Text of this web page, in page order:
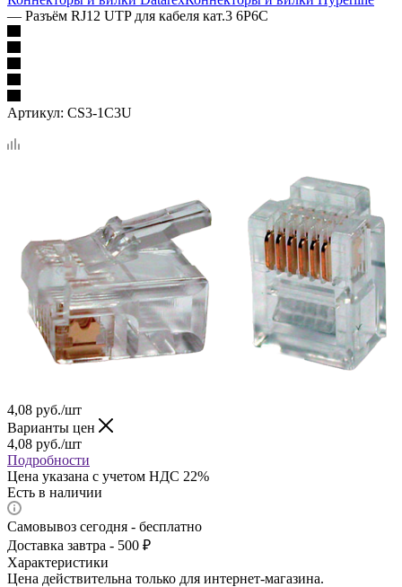
— Разъём RJ12 UTP для кабеля кат.3 6P6C
Артикул: CS3-1C3U
4,08 руб./шт
Варианты цен
4,08 руб./шт
Подробности
Цена указана с учетом НДС 22%
Есть в наличии
Самовывоз сегодня - бесплатно
Доставка завтра - 500 ₽
Характеристики
Цена действительна только для интернет-магазина.